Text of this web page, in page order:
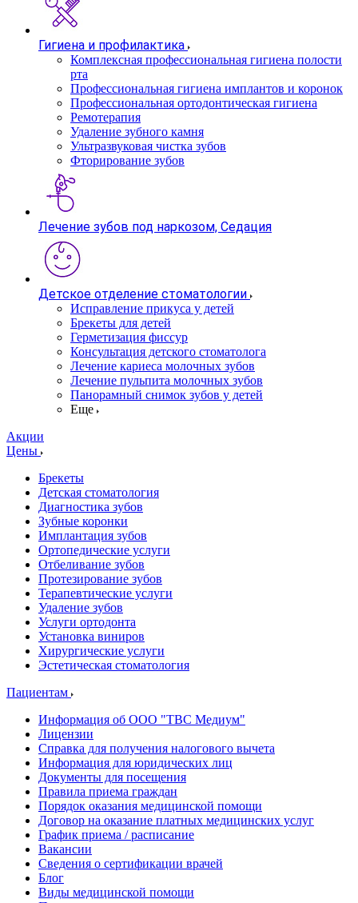
Гигиена и профилактика
Комплексная профессиональная гигиена полости
рта
Профессиональная гигиена имплантов и коронок
Профессиональная ортодонтическая гигиена
Ремотерапия
Удаление зубного камня
Ультразвуковая чистка зубов
Фторирование зубов
Лечение зубов под наркозом, Седация
Детское отделение стоматологии
Исправление прикуса у детей
Брекеты для детей
Герметизация фиссур
Консультация детского стоматолога
Лечение кариеса молочных зубов
Лечение пульпита молочных зубов
Панорамный снимок зубов у детей
Еще
Акции
Цены
Брекеты
Детская стоматология
Диагностика зубов
Зубные коронки
Имплантация зубов
Ортопедические услуги
Отбеливание зубов
Протезирование зубов
Терапевтические услуги
Удаление зубов
Услуги ортодонта
Установка виниров
Хирургические услуги
Эстетическая стоматология
Пациентам
Информация об ООО "ТВС Медиум"
Лицензии
Справка для получения налогового вычета
Информация для юридических лиц
Документы для посещения
Правила приема граждан
Порядок оказания медицинской помощи
Договор на оказание платных медицинских услуг
График приема / расписание
Вакансии
Сведения о сертификации врачей
Блог
Виды медицинской помощи